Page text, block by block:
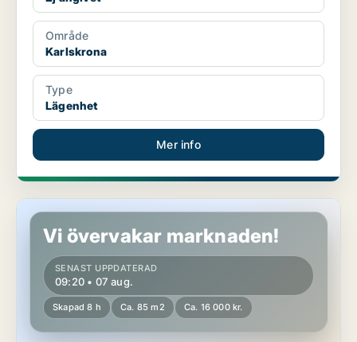
Område
Karlskrona
Type
Lägenhet
Mer info
Lägenhet i Karlskrona, Ramdala
Vi övervakar marknaden!
SENAST UPPDATERAD
09:20 • 07 aug.
Skapad 8 h Ca. 85 m2 Ca. 16 000 kr.